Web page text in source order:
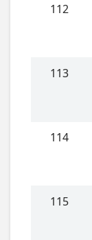
112
113
114
115